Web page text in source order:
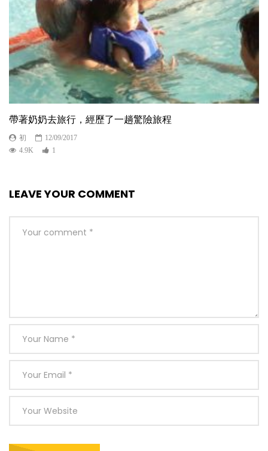
帶著奶奶去旅行，經歷了一趟驚險旅程
初
12/09/2017
4.9K
1
LEAVE YOUR COMMENT